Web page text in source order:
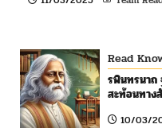
Read
รพินทรนาถ
สะท้อนทาง
10/03/